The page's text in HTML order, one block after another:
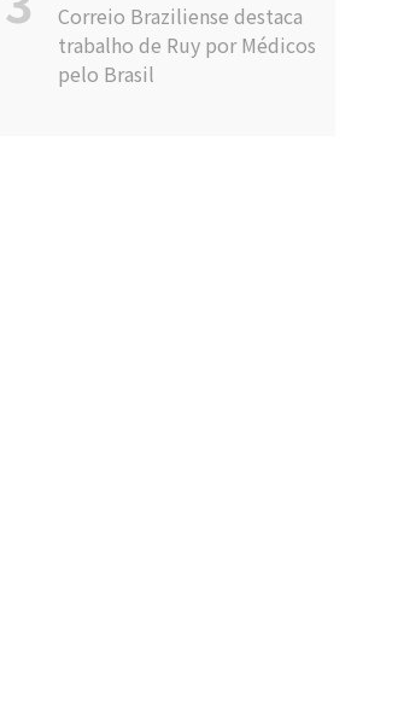
Correio Braziliense destaca
trabalho de Ruy por Médicos
pelo Brasil